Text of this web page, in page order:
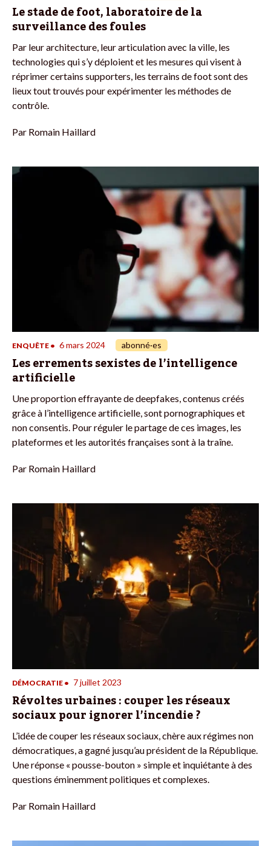
Le stade de foot, laboratoire de la
surveillance des foules
Par leur architecture, leur articulation avec la ville, les
technologies qui s’y déploient et les mesures qui visent à
réprimer certains supporters, les terrains de foot sont des
lieux tout trouvés pour expérimenter les méthodes de
contrôle.
Par Romain Haillard
ENQUÊTE • 6 mars 2024 abonné·es
Les errements sexistes de l’intelligence
artificielle
Une proportion effrayante de deepfakes, contenus créés
grâce à l’intelligence artificielle, sont pornographiques et
non consentis. Pour réguler le partage de ces images, les
plateformes et les autorités françaises sont à la traîne.
Par Romain Haillard
DÉMOCRATIE • 7 juillet 2023
Révoltes urbaines : couper les réseaux
sociaux pour ignorer l’incendie ?
L’idée de couper les réseaux sociaux, chère aux régimes non
démocratiques, a gagné jusqu’au président de la République.
Une réponse « pousse-bouton » simple et inquiétante à des
questions éminemment politiques et complexes.
Par Romain Haillard